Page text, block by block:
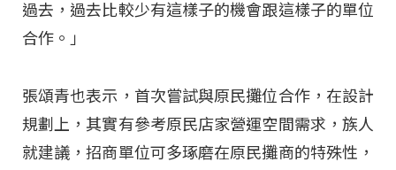
過去，過去比較少有這樣子的機會跟這樣子的單位
合作。」
張頌青也表示，首次嘗試與原民攤位合作，在設計
規劃上，其實有參考原民店家營運空間需求，族人
就建議，招商單位可多琢磨在原民攤商的特殊性，